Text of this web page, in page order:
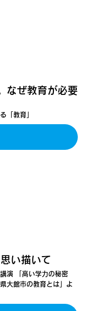
なぜ教育が必要
「教育」
い描いて
演 「高い学力の秘密
館市の教育とは」よ